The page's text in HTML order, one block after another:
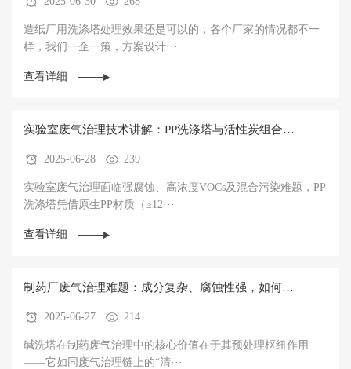
造纸厂用洗涤塔处理效果还是可以的，各个厂家的情况都不一
样，我们一企一策，方案设计···
查看详细
实验室废气治理技术讲解：PP洗涤塔与活性炭组合的
净化之道
2025-06-28 239
实验室废气治理面临强腐蚀、高浓度VOCs及混合污染难题，PP
洗涤塔凭借原生PP材质（≥12···
查看详细
制药厂废气治理难题：成分复杂、腐蚀性强，如何破
局？2025-06-27 214
碱洗塔在制药废气治理中的核心价值在于其预处理枢纽作用
——它如同废气治理链上的“清···